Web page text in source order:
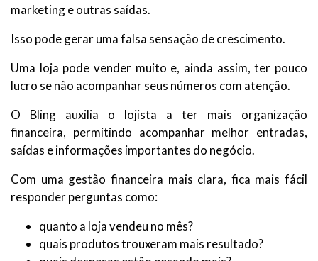
marketing e outras saídas.
Isso pode gerar uma falsa sensação de crescimento.
Uma loja pode vender muito e, ainda assim, ter pouco
lucro se não acompanhar seus números com atenção.
O Bling auxilia o lojista a ter mais organização
financeira, permitindo acompanhar melhor entradas,
saídas e informações importantes do negócio.
Com uma gestão financeira mais clara, fica mais fácil
responder perguntas como:
quanto a loja vendeu no mês?
quais produtos trouxeram mais resultado?